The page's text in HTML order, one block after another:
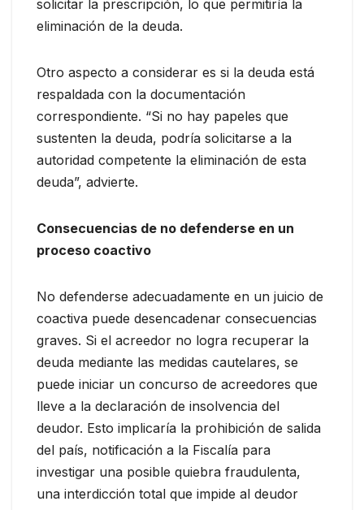
solicitar la prescripción, lo que permitiría la
eliminación de la deuda.
Otro aspecto a considerar es si la deuda está
respaldada con la documentación
correspondiente. “Si no hay papeles que
sustenten la deuda, podría solicitarse a la
autoridad competente la eliminación de esta
deuda”, advierte.
Consecuencias de no defenderse en un
proceso coactivo
No defenderse adecuadamente en un juicio de
coactiva puede desencadenar consecuencias
graves. Si el acreedor no logra recuperar la
deuda mediante las medidas cautelares, se
puede iniciar un concurso de acreedores que
lleve a la declaración de insolvencia del
deudor. Esto implicaría la prohibición de salida
del país, notificación a la Fiscalía para
investigar una posible quiebra fraudulenta,
una interdicción total que impide al deudor